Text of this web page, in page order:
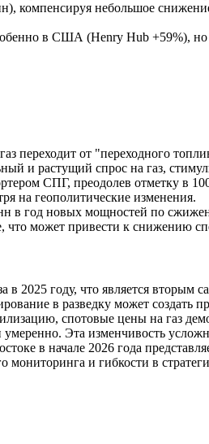
компенсируя небольшое
в США (Henry Hub +59%),
переходит от "переходного
и растущий спрос на газ,
СПГ, преодолев отметку в
на геополитические изменения.
в год новых мощностей по
что может привести к снижению
в 2025 году, что является вторым
в разведку может создать
спотовые цены на газ
Эта изменчивость
в начале 2026 года
мониторинга и гибкости в